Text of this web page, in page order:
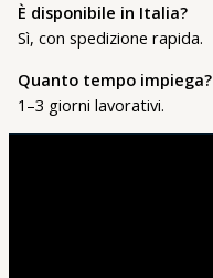
È disponibile in Italia?
Sì, con spedizione rapida.
Quanto tempo impiega?
1–3 giorni lavorativi.